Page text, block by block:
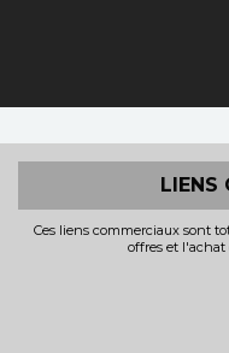
LIENS
Ces liens commerciaux sont
offres et